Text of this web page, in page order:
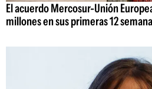
El acuerdo Mercosur-Unión
millones en sus primeras 12